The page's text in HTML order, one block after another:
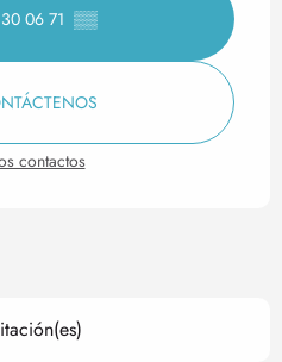
06 71 ▒▒
contactos